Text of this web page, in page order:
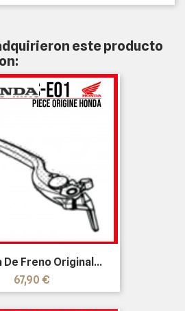
este producto
De Freno Original...
Precio
67,90 €